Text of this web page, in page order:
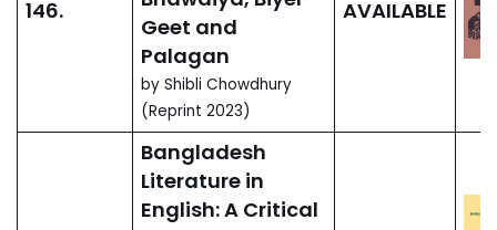
বাংলাদেশ স্বাধীনতা উত্তর
পঞ্চাশ বছরে রূপান্তর
এম. মাহফুজুর রহমান (প্রধান
সম্পাদক) ২০২১ (পুনর্মুদ্রণ ২০২৩)